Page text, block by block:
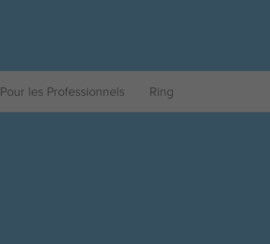
Pour les Professionnels Ring